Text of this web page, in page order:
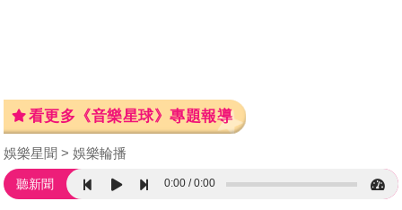
看更多《音樂星球》專題報導
娛樂星聞 娛樂輪播
聽新聞 0:00 0:00